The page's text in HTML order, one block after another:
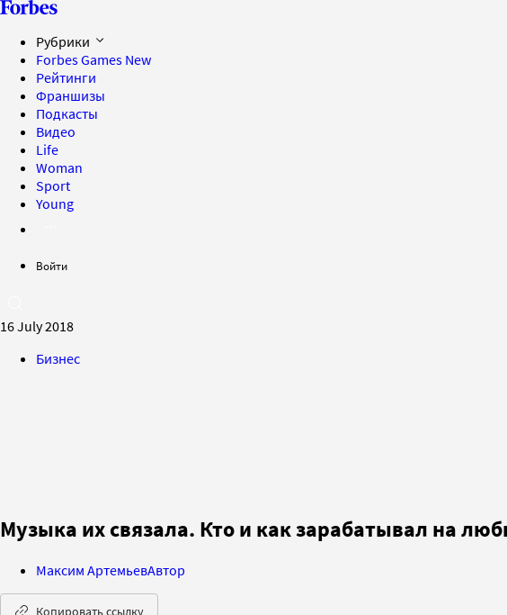
Рубрики
Forbes Games New
Рейтинги
Франшизы
Подкасты
Видео
Life
Woman
Sport
Young
Войти
16 July 2018
Бизнес
Музыка их связала. Кто и как зарабатывал на
Максим АртемьевАвтор
Копировать ссылку